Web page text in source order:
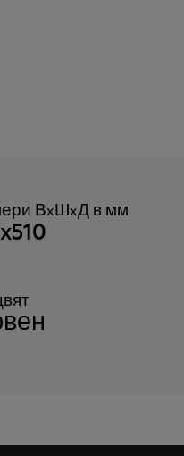
ВxШxД в мм